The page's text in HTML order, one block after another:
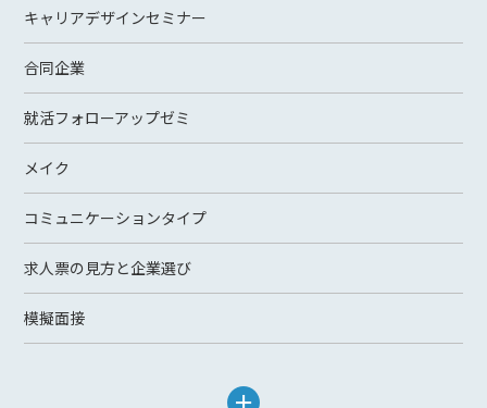
キャリアデザインセミナー
合同企業
就活フォローアップゼミ
メイク
コミュニケーションタイプ
求人票の見方と企業選び
模擬面接